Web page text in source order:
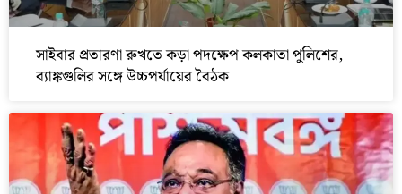
সাইবার প্রতারণা রুখতে কড়া পদক্ষেপ কলকাতা পুলিশের,
ব্যাঙ্কগুলির সঙ্গে উচ্চপর্যায়ের বৈঠক